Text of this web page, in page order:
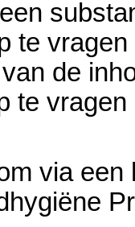
te
de
te
via